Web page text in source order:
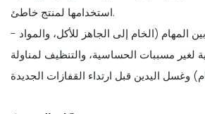
استخدامها لمنتج خاطئ.
- قم بتغيير القفازات بين المهام (الخام إلى الجاهز للأكل، والمواد
لغير مسببات الحساسية، والتنظيف لمناولة